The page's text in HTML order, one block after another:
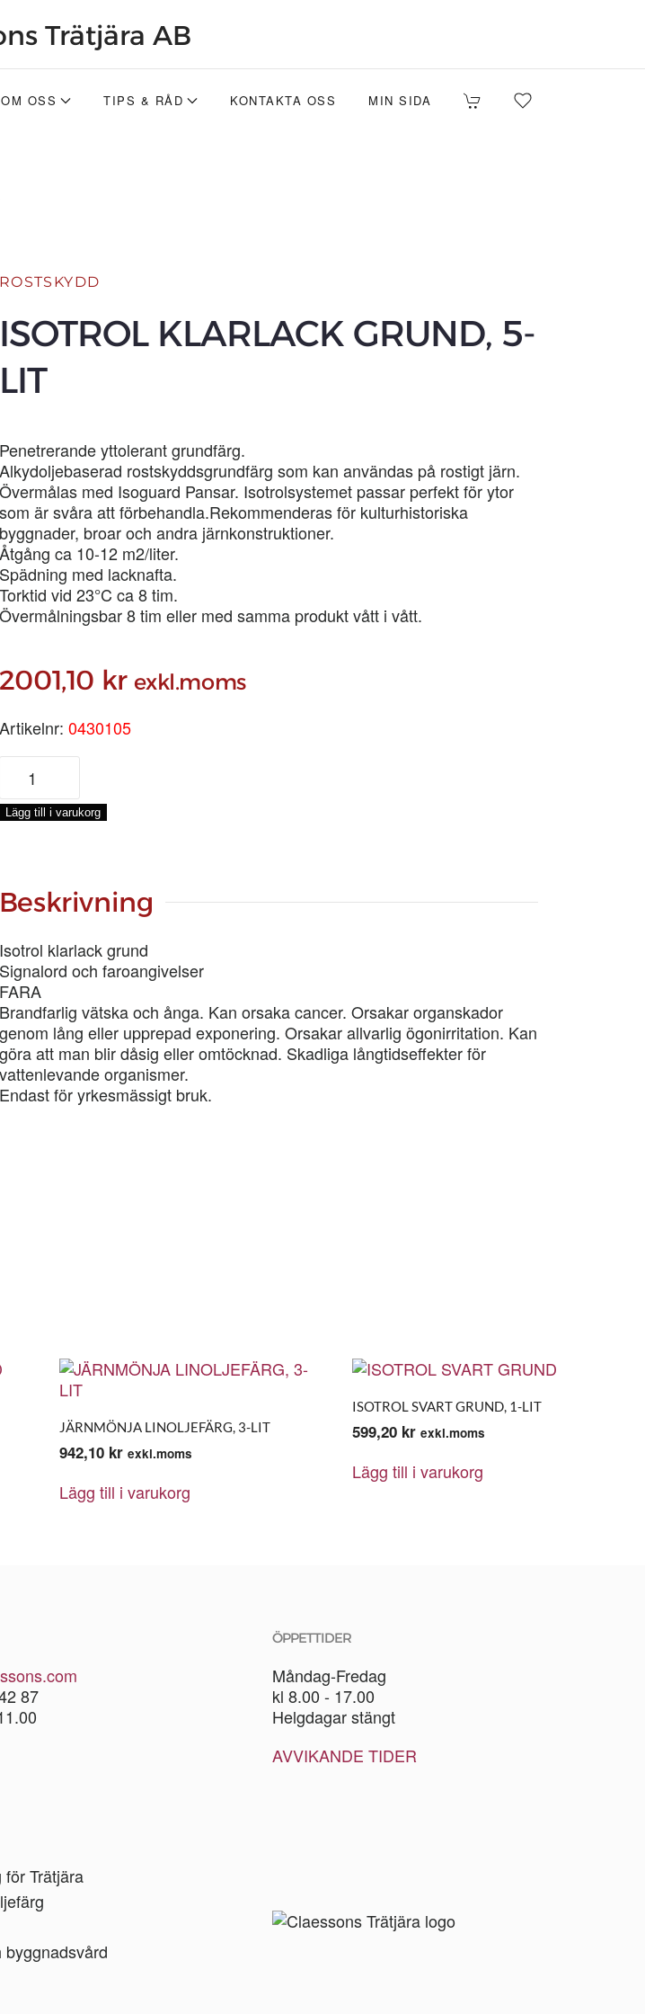
OM OSS TIPS & RÅD KONTAKTA OSS MIN SIDA
ROSTSKYDD
ISOTROL KLARLACK GRUND, 5-
LIT
Penetrerande yttolerant grundfärg.
Alkydoljebaserad rostskyddsgrundfärg som kan användas på rostigt järn.
Övermålas med Isoguard Pansar. Isotrolsystemet passar perfekt för ytor
som är svåra att förbehandla.Rekommenderas för kulturhistoriska
byggnader, broar och andra järnkonstruktioner.
Åtgång ca 10-12 m2/liter.
Spädning med lacknafta.
Torktid vid 23°C ca 8 tim.
Övermålningsbar 8 tim eller med samma produkt vått i vått.
2001,10 kr exkl.moms
Artikelnr: 0430105
ISOTROL
KLARLACK
GRUND,
5-
Lägg till i varukorg
Beskrivning
Isotrol klarlack grund
Signalord och faroangivelser
FARA
Brandfarlig vätska och ånga. Kan orsaka cancer. Orsakar organskador
genom lång eller upprepad exponering. Orsakar allvarlig ögonirritation. Kan
göra att man blir dåsig eller omtöcknad. Skadliga långtidseffekter för
vattenlevande organismer.
Endast för yrkesmässigt bruk.
JÄRNMÖNJA LINOLJEFÄRG, 3-LIT
942,10 kr exkl.moms
Lägg till i varukorg
ISOTROL SVART GRUND, 1-LIT
599,20 kr exkl.moms
Lägg till i varukorg
87
ÖPPETTIDER
Måndag-Fredag
kl 8.00 - 17.00
Helgdagar stängt
AVVIKANDE TIDER
Trätjära
byggnadsvård